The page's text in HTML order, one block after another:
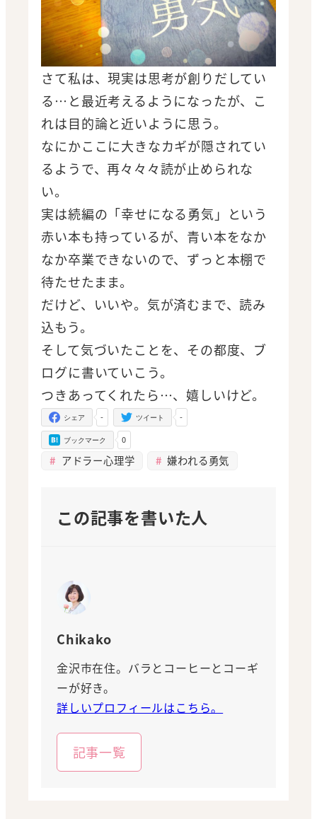
さて私は、現実は思考が創りだしてい
る…と最近考えるようになったが、こ
れは目的論と近いように思う。
なにかここに大きなカギが隠されてい
るようで、再々々々読が止められな
い。
実は続編の「幸せになる勇気」という
赤い本も持っているが、青い本をなか
なか卒業できないので、ずっと本棚で
待たせたまま。
だけど、いいや。気が済むまで、読み
込もう。
そして気づいたことを、その都度、ブ
ログに書いていこう。
つきあってくれたら…、嬉しいけど。
-
シェア -
ツイート
0
ブックマーク
アドラー心理学 嫌われる勇気
この記事を書いた人
Chikako
金沢市在住。バラとコーヒーとコーギ
ーが好き。
詳しいプロフィールはこちら。
記事一覧